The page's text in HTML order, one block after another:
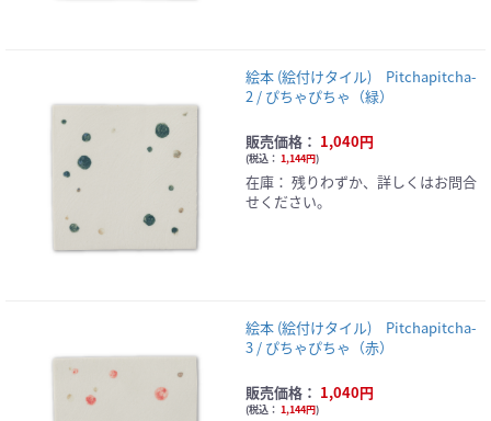
絵本 (絵付けタイル) Pitchapitcha-
2 / ぴちゃぴちゃ（緑）
販売価格： 1,040円
(税込： 1,144円)
在庫： 残りわずか、詳しくはお問合
せください。
絵本 (絵付けタイル) Pitchapitcha-
3 / ぴちゃぴちゃ（赤）
販売価格： 1,040円
(税込： 1,144円)